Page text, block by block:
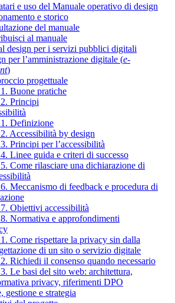
e uso del Manuale operativo di design
e storico
del manuale
al manuale
design per i servizi pubblici digitali
per l’amministrazione digitale (e-
)
progettuale
Buone pratiche
Principi
Definizione
Accessibilità by design
Principi per l’accessibilità
Linee guida e criteri di successo
Come rilasciare una dichiarazione di
Meccanismo di feedback e procedura di
Obiettivi accessibilità
Normativa e approfondimenti
Come rispettare la privacy sin dalla
di un sito o servizio digitale
Richiedi il consenso quando necessario
Le basi del sito web: architettura,
privacy, riferimenti DPO
gestione e strategia